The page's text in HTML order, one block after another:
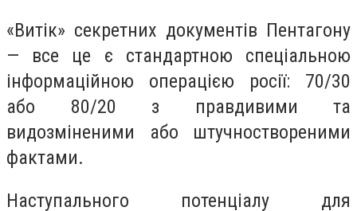
«Витік» секретних документів Пентагону
— все це є стандартною спеціальною
інформаційною операцією росії: 70/30
або 80/20 з правдивими та
видозміненими або штучноствореними
фактами.
Наступального потенціалу для